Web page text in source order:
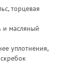
торцевая
и масляный
уплотнения,